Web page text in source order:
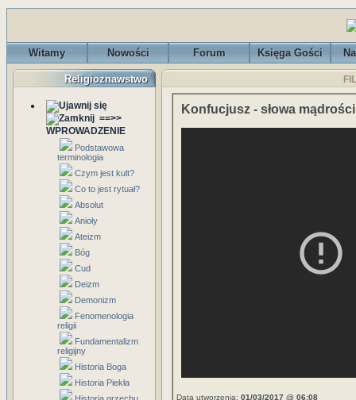
Witamy Nowości Forum Księga Gości
Religioznawstwo
==>>
WPROWADZENIE
Podstawowa
terminologia
Czym jest kult?
Co to jest rytuał?
Absolut
Anioły
Ateizm
Bóg
Cud
Deizm
Demonizm
Fenomenologia
religii
Fundamentalizm
religijny
Historia Boga
Historia Piekła
Konfucjusz - słowa mądrości
Data utworzenia: 01/03/2017 @ 06:08